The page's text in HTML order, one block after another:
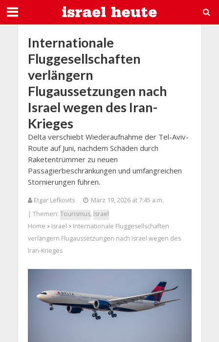
Internationale
Fluggesellschaften
verlängern
Flugaussetzungen nach
Israel wegen des Iran-
Krieges
Delta verschiebt Wiederaufnahme der Tel-Aviv-
Route auf Juni, nachdem Schäden durch
Raketentrümmer zu neuen
Passagierbeschränkungen und umfangreichen
Stornierungen führen.
Etgar Lefkovits
März 19, 2026 at 7:45 a.m.
| Themen: Tourismus, Israel
Home > Israel > Internationale Fluggesellschaften
verlängern Flugaussetzungen nach Israel wegen des
Iran-Krieges